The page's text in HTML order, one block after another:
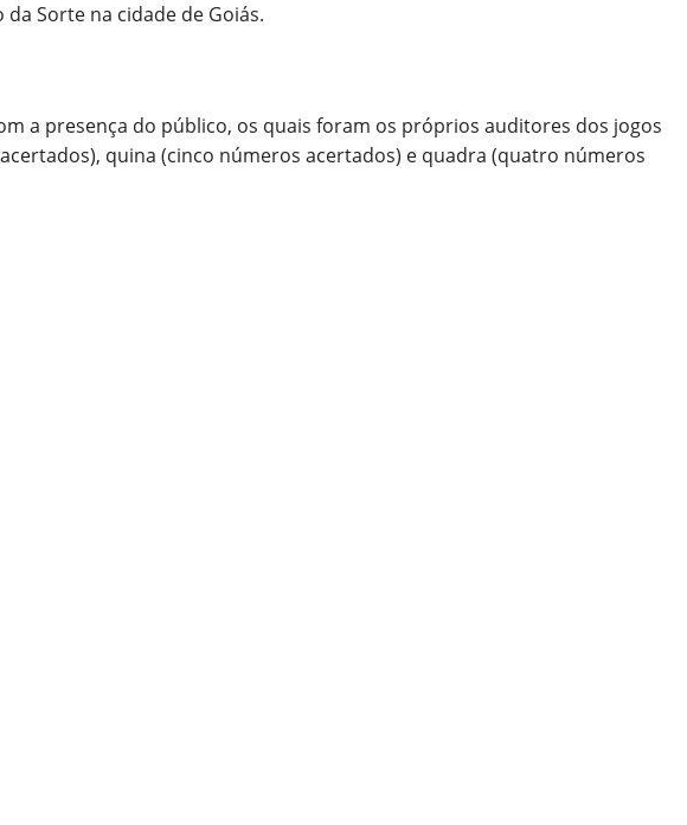
Sorte na cidade de Goiás.
a presença do público, os quais foram os próprios auditores dos jogos
quina (cinco números acertados) e quadra (quatro números